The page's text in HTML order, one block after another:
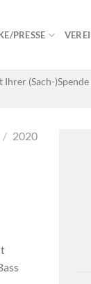
PRESSE
(Sach-
/ 2020